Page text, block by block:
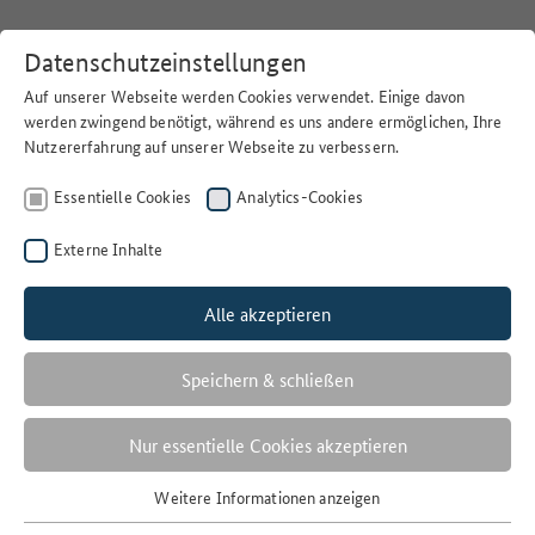
Filter
1 Ergebnisse
Anzahl der Ergebnisse:
Datenschutzeinstellungen
Auf unserer Webseite werden Cookies verwendet. Einige davon
werden zwingend benötigt, während es uns andere ermöglichen, Ihre
Nutzererfahrung auf unserer Webseite zu verbessern.
Essentielle Cookies Analytics-Cookies
Externe Inhalte
Alle akzeptieren
Speichern & schließen
Nur essentielle Cookies akzeptieren
Essentielle Cookies
Weitere Informationen anzeigen